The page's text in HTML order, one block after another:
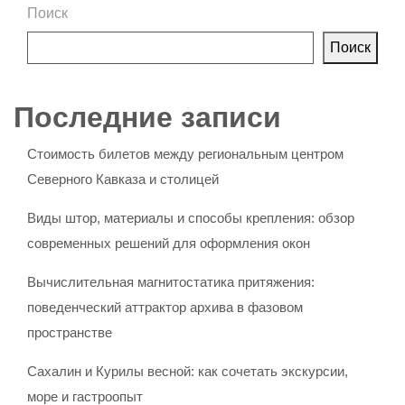
Поиск
Поиск
Последние записи
Стоимость билетов между региональным центром
Северного Кавказа и столицей
Виды штор, материалы и способы крепления: обзор
современных решений для оформления окон
Вычислительная магнитостатика притяжения:
поведенческий аттрактор архива в фазовом
пространстве
Сахалин и Курилы весной: как сочетать экскурсии,
море и гастроопыт